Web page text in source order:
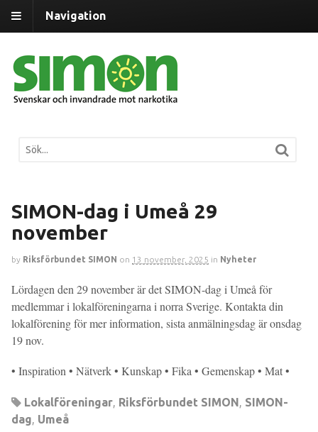
Navigation
SIMON-dag i Umeå 29
november
by Riksförbundet SIMON on 13 november, 2025 in Nyheter
Lördagen den 29 november är det SIMON-dag i Umeå för
medlemmar i lokalföreningarna i norra Sverige. Kontakta din
lokalförening för mer information, sista anmälningsdag är onsdag
19 nov.
• Inspiration • Nätverk • Kunskap • Fika • Gemenskap • Mat •
Lokalföreningar Riksförbundet SIMON SIMON-
dag Umeå